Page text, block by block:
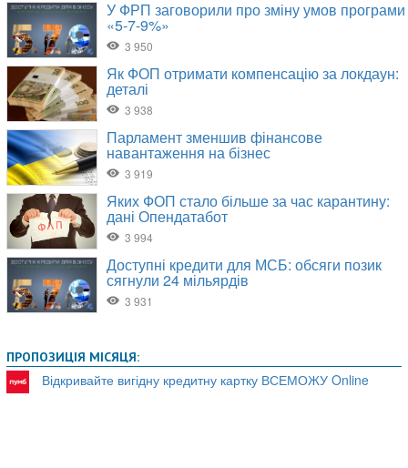
ПРОПОЗИЦІЯ МІСЯЦЯ:
Відкривайте вигідну кредитну картку ВСЕМОЖУ Online